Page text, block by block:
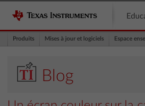
Produits Mises à jour et logiciels Espace
Blog